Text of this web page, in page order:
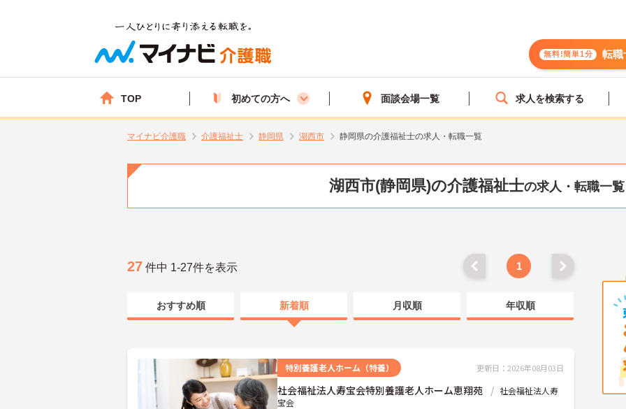
無料!簡単1分 転職
TOP 初めての方へ 面談会場一覧 求人を検索する
マイナビ介護職 介護福祉士 静岡県 湖西市 静岡県の介護福祉士の求人・転職一覧
湖西市(静岡県)の介護福祉士の求人・転職一覧
27 件中 1-27件を表示 1
おすすめ順 新着順 月収順 年収順
特別養護老人ホーム（特養） 更新日：2026年08月03日
社会福祉法人寿宝会特別養護老人ホーム恵翔苑
社会福祉法人寿
宝会